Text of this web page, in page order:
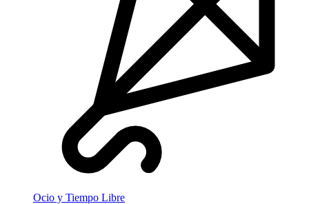
Ocio y Tiempo Libre